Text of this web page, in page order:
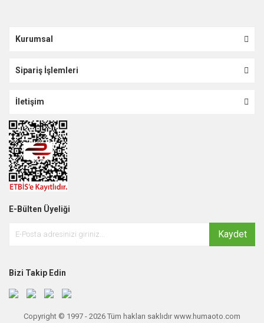
Kurumsal
Sipariş İşlemleri
İletişim
E-Bülten Üyeliği
Kaydet
Bizi Takip Edin
Copyright © 1997 - 2026 Tüm hakları saklıdır www.humaoto.com